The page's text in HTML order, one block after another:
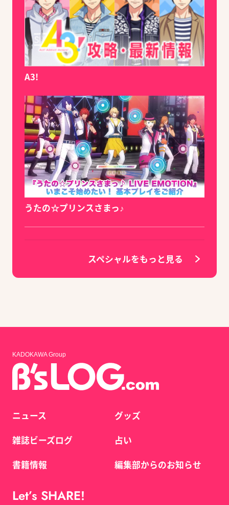
A3!
うたの☆プリンスさまっ♪
スペシャルをもっと見る
KADOKAWA Group
ニュース
雑誌ビーズログ
書籍情報
グッズ
占い
編集部からのお知らせ
Let’s SHARE!